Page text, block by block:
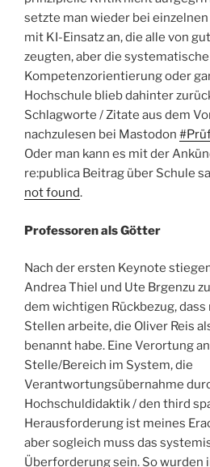
setzte man wieder bei
mit KI-Einsatz an, die alle von
zeugten, aber die
Kompetenzorientierung oder
Hochschule blieb dahinter
Schlagworte / Zitate aus dem
nachzulesen bei Mastodon
Oder man kann es mit der
re:publica Beitrag über Schule
not found.
Professoren als Götter
Nach der ersten Keynote
Andrea Thiel und Ute Brgenzu
dem wichtigen Rückbezug, dass
Stellen arbeite, die Oliver Reis
benannt habe. Eine Verortung
Stelle/Bereich im System, die
Verantwortungsübernahme
Hochschuldidaktik / den third
Herausforderung ist meines
aber sogleich muss das
Überforderung sein. So wurden